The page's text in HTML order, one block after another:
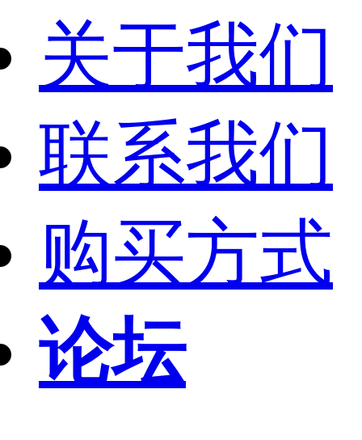
关于我们
联系我们
购买方式
论坛